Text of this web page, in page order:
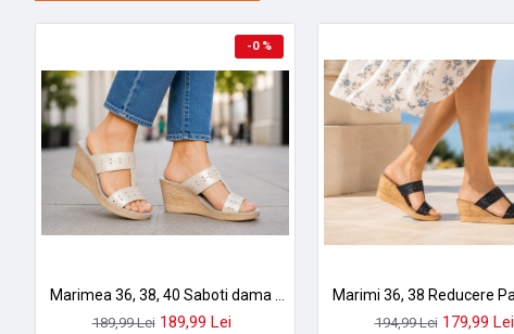
-0 %
Marimea 36, 38, 40 Saboti dama bej din piele naturala, confortabili pentru vara LPAP46BEJSIDEF
189,99 Lei 189,99 Lei 194,99 Lei 179,99 Lei